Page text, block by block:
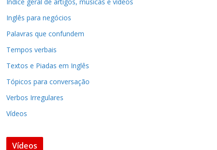
Inglês para negócios
Palavras que confundem
Tempos verbais
Textos e Piadas em Inglês
Tópicos para conversação
Verbos Irregulares
Vídeos
Vídeos